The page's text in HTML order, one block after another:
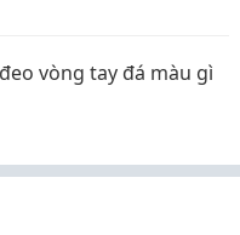
vòng tay đá màu gì